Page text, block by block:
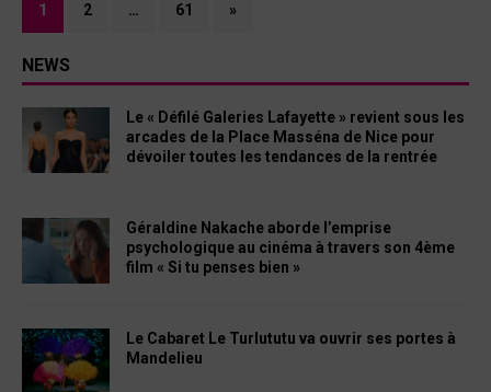
1 2 … 61 »
NEWS
Le « Défilé Galeries Lafayette » revient sous les
arcades de la Place Masséna de Nice pour
dévoiler toutes les tendances de la rentrée
Géraldine Nakache aborde l’emprise
psychologique au cinéma à travers son 4ème
film « Si tu penses bien »
Le Cabaret Le Turlututu va ouvrir ses portes à
Mandelieu